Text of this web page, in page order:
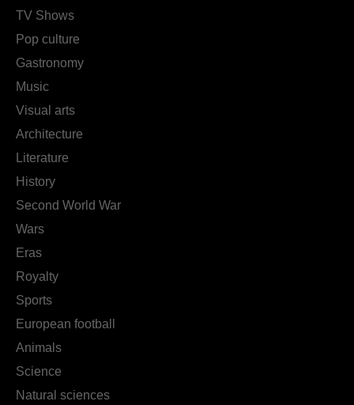
TV Shows
Pop culture
Gastronomy
Music
Visual arts
Architecture
Literature
History
Second World War
Wars
Eras
Royalty
Sports
European football
Animals
Science
Natural sciences